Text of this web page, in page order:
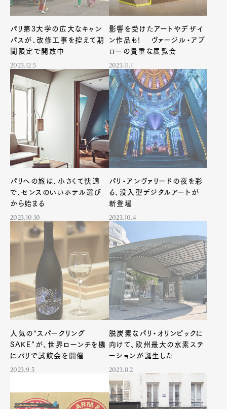
パリ第3大学の広大なキャン
パスが、改修工事を控えて期
間限定で開放中
2023.12.5
影響を受けたアートやデザイ
ン作品も! ヴァージル・アブ
ローの貴重な展覧会
2023.11.1
パリへの旅は、小さくて快適
で、センスのいいホテル選び
から始まる
2023.10.10
パリ・アンヴァリードの夜を彩
る、没入型デジタルアートが
新登場
2023.10.4
人気の“スパークリング
SAKE”が、世界ローンチを機
にパリで試飲会を開催
2023.9.5
脱炭素なパリ・オリンピックに
向けて、欧州最大の水素ステ
ーションが誕生した
2023.8.2